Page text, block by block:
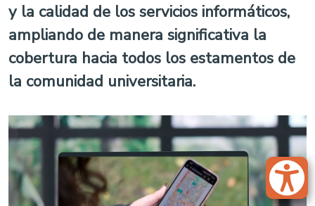
y la calidad de los servicios informáticos,
ampliando de manera significativa la
cobertura hacia todos los estamentos de
la comunidad universitaria.